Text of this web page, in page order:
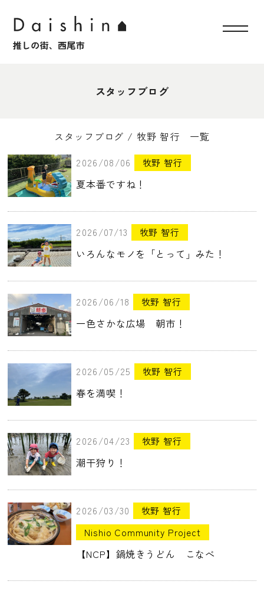
スタッフブログ
スタッフブログ / 牧野 智行 一覧
2026/08/06 牧野 智行
夏本番ですね！
2026/07/13 牧野 智行
いろんなモノを「とって」みた！
2026/06/18 牧野 智行
一色さかな広場 朝市！
2026/05/25 牧野 智行
春を満喫！
2026/04/23 牧野 智行
潮干狩り！
2026/03/30
牧野 智行
Nishio Community Project
【NCP】鍋焼きうどん こなべ